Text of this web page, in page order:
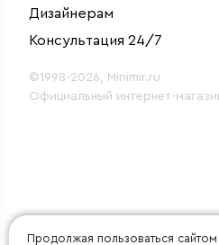
Дизайнерам
Консультация 24/7
©1998-2026, Minimir.ru
Официальный интернет-
Продолжая пользоваться